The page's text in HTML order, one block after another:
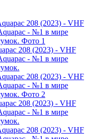
208 (2023) - VHF
- №1 в мире
208 (2023) - VHF
- №1 в мире